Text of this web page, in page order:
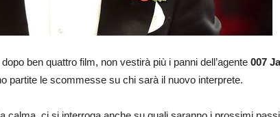
dopo ben quattro film, non vestirà più i panni dell’agente 007
partite le scommesse su chi sarà il nuovo interprete.